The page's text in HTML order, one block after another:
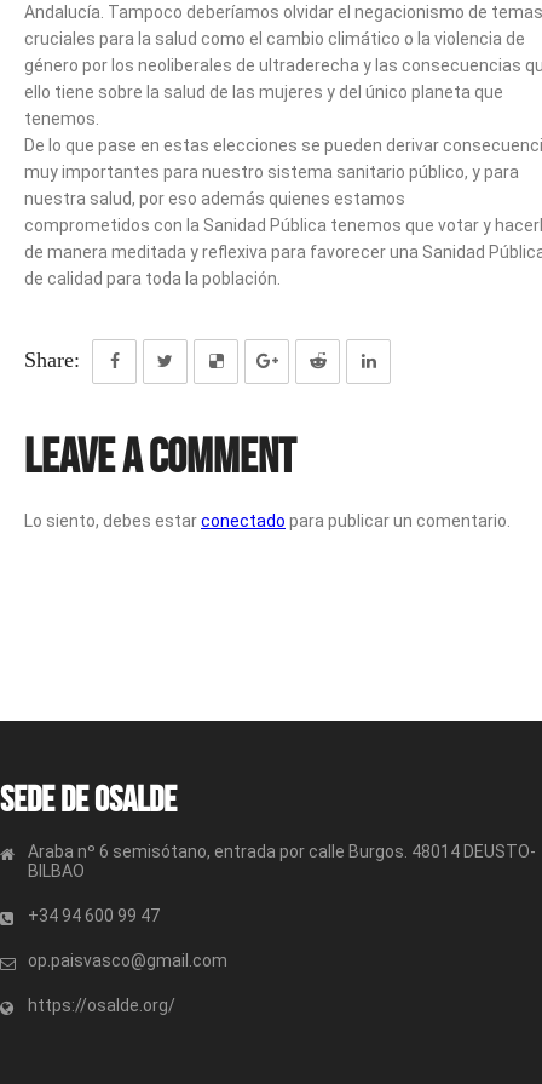
Andalucía. Tampoco deberíamos olvidar el negacionismo de temas
cruciales para la salud como el cambio climático o la violencia de
género por los neoliberales de ultraderecha y las consecuencias
ello tiene sobre la salud de las mujeres y del único planeta que
tenemos.
De lo que pase en estas elecciones se pueden derivar
muy importantes para nuestro sistema sanitario público, y para
nuestra salud, por eso además quienes estamos
comprometidos con la Sanidad Pública tenemos que votar y
de manera meditada y reflexiva para favorecer una Sanidad
de calidad para toda la población.
Share:
Leave a Comment
Lo siento, debes estarconectado para publicar un comentario.
Sede de OSALDE
Araba nº 6 semisótano, entrada por calle Burgos. 48014 DEUSTO-
BILBAO
+34 94 600 99 47
op.paisvasco@gmail.com
https://osalde.org/